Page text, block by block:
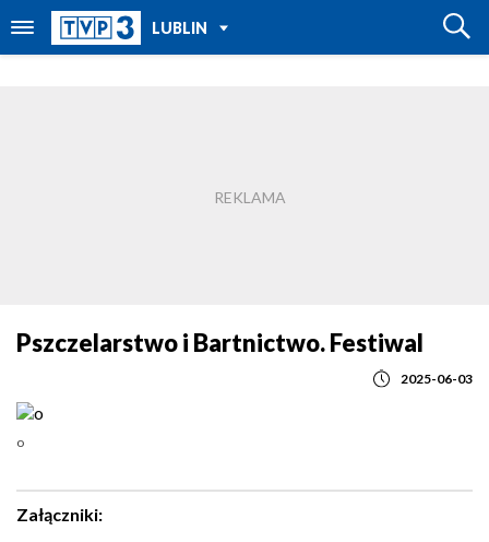
LUBLIN
TVP REGIONY
Pszczelarstwo i Bartnictwo. Festiwal
2025-06-03
o
Załączniki: